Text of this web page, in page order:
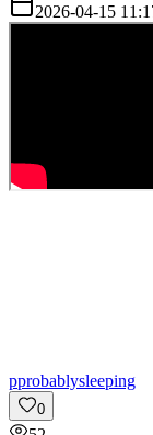
2026-04-15
pprobablysleeping
0